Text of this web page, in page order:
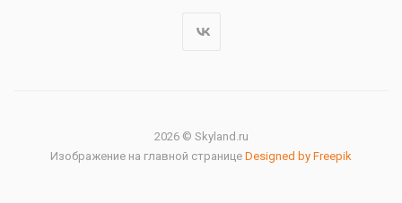
2026 © Skyland.ru
Изображение на главной странице Designed by Freepik